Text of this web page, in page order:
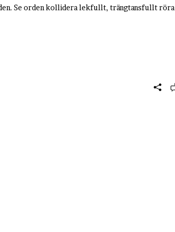
Se orden kollidera lekfullt, trängtansfullt röra